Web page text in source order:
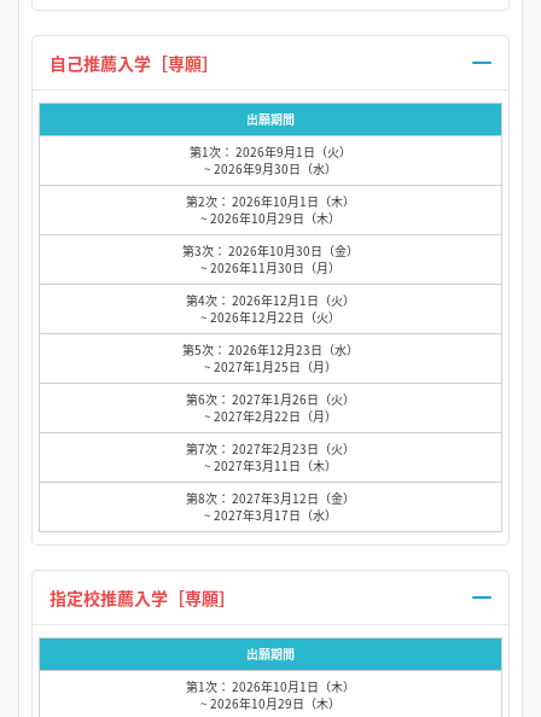
出願期間
第1次： 2026年9月1日（火）
~ 2026年9月30日（水）
第2次： 2026年10月1日（木）
~ 2026年10月29日（木）
第3次： 2026年10月30日（金）
~ 2026年11月30日（月）
第4次： 2026年12月1日（火）
~ 2026年12月22日（火）
第5次： 2026年12月23日（水）
~ 2027年1月25日（月）
第6次： 2027年1月26日（火）
~ 2027年2月22日（月）
第7次： 2027年2月23日（火）
~ 2027年3月11日（木）
第8次： 2027年3月12日（金）
~ 2027年3月17日（水）
出願期間
第1次： 2026年10月1日（木）
~ 2026年10月29日（木）